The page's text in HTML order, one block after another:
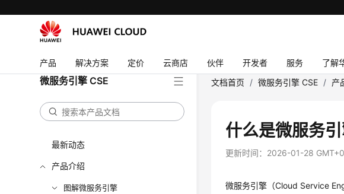
产品 解决方案 定价 云商店 伙伴 开发者 服务 了解
微服务引擎 CSE
最新动态
产品介绍
图解微服务引擎
文档首页 / 微服务引擎 CSE / 产
什么是微服务
更新时间： 2026-01-28
微服务引擎（Cloud Service